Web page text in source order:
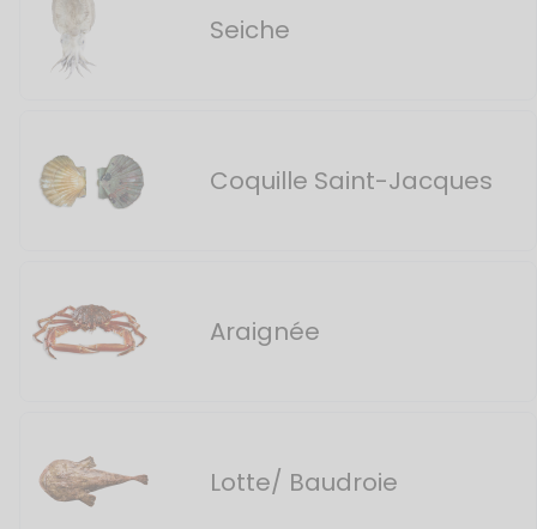
Seiche
Coquille Saint-Jacques
Araignée
Lotte/ Baudroie